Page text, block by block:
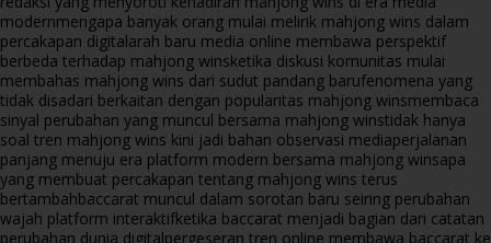
modernmengapa banyak orang mulai melirik mahjong wins dalam
percakapan digitalarah baru media online membawa perspektif
berbeda terhadap mahjong winsketika diskusi komunitas mulai
membahas mahjong wins dari sudut pandang barufenomena yang
tidak disadari berkaitan dengan popularitas mahjong winsmembaca
sinyal perubahan yang muncul bersama mahjong winstidak hanya
soal tren mahjong wins kini jadi bahan observasi mediaperjalanan
panjang menuju era platform modern bersama mahjong winsapa
yang membuat percakapan tentang mahjong wins terus
bertambahbaccarat muncul dalam sorotan baru seiring perubahan
wajah platform interaktifketika baccarat menjadi bagian dari catatan
perubahan dunia digitalpergeseran tren online membawa baccarat ke